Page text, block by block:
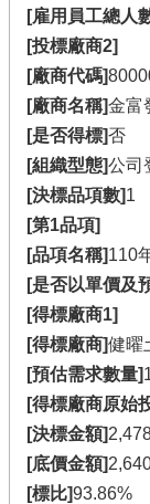
[雇用員工總人
[投標廠商2]
[廠商代碼]
[廠商名稱]金富
[是否得標]否
[組織型態]公司
[決標品項數]1
[第1品項]
[品項名稱]110
[是否以單價及
[得標廠商1]
[得標廠商]健曜
[預估需求數量]
[得標廠商原始
[決標金額]
[底價金額]
[標比]93.86%